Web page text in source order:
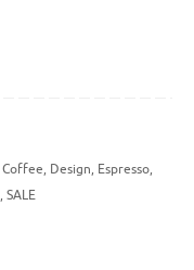
Coffee, Design, Espresso,
, SALE